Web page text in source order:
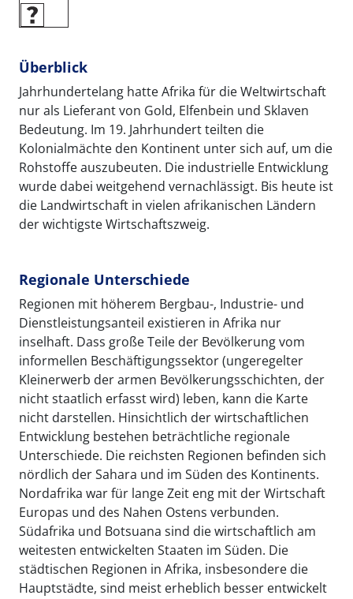
Überblick
Jahrhundertelang hatte Afrika für die Weltwirtschaft
nur als Lieferant von Gold, Elfenbein und Sklaven
Bedeutung. Im 19. Jahrhundert teilten die
Kolonialmächte den Kontinent unter sich auf, um die
Rohstoffe auszubeuten. Die industrielle Entwicklung
wurde dabei weitgehend vernachlässigt. Bis heute ist
die Landwirtschaft in vielen afrikanischen Ländern
der wichtigste Wirtschaftszweig.
Regionale Unterschiede
Regionen mit höherem Bergbau-, Industrie- und
Dienstleistungsanteil existieren in Afrika nur
inselhaft. Dass große Teile der Bevölkerung vom
informellen Beschäftigungssektor (ungeregelter
Kleinerwerb der armen Bevölkerungsschichten, der
nicht staatlich erfasst wird) leben, kann die Karte
nicht darstellen. Hinsichtlich der wirtschaftlichen
Entwicklung bestehen beträchtliche regionale
Unterschiede. Die reichsten Regionen befinden sich
nördlich der Sahara und im Süden des Kontinents.
Nordafrika war für lange Zeit eng mit der Wirtschaft
Europas und des Nahen Ostens verbunden.
Südafrika und Botsuana sind die wirtschaftlich am
weitesten entwickelten Staaten im Süden. Die
städtischen Regionen in Afrika, insbesondere die
Hauptstädte, sind meist erheblich besser entwickelt